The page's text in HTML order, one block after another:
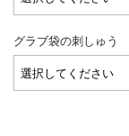
グラブ袋の刺しゅう